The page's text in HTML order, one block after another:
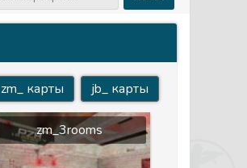
zm_ карты jb_ карты
zm_3rooms